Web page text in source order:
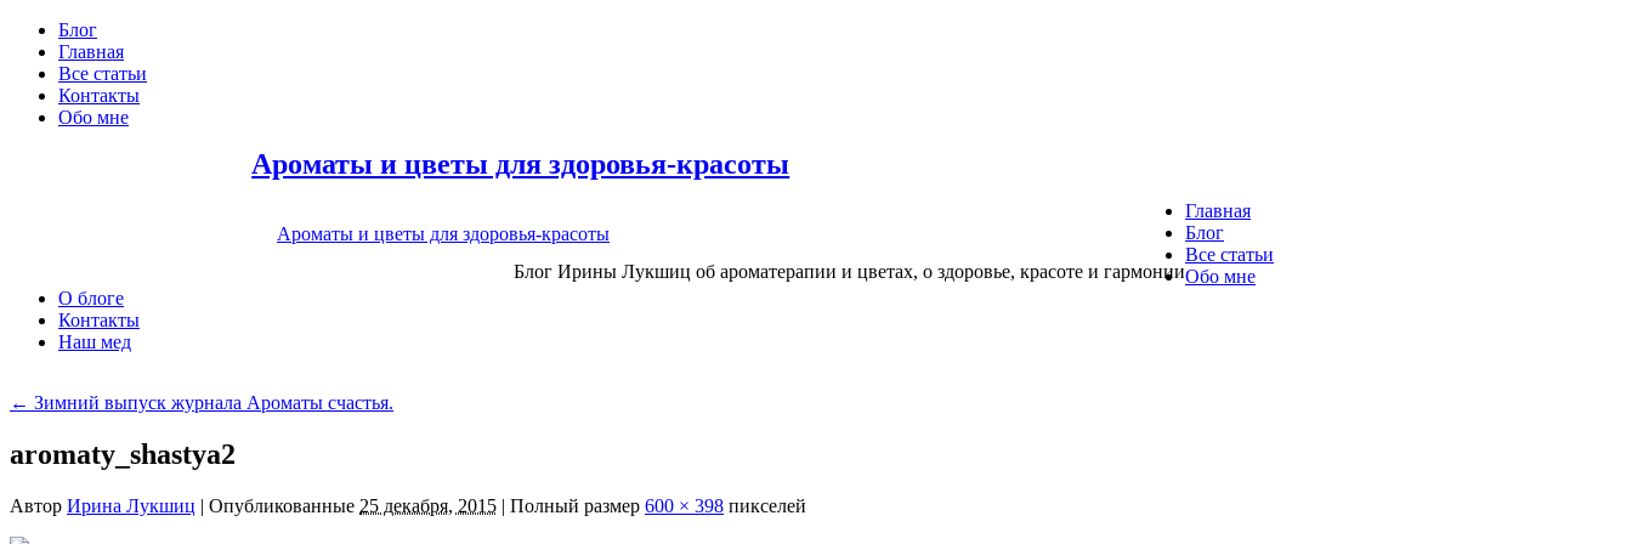
Блог
Главная
Все статьи
Контакты
Обо мне
Ароматы и цветы для здоровья-красоты
Ароматы и цветы для здоровья-красоты
Блог Ирины Лукшиц об ароматерапии и цветах, о здоровье, красоте и гармонии
Главная
Блог
Все статьи
Обо мне
О блоге
Контакты
Наш мед
← Зимний выпуск журнала Ароматы счастья.
aromaty_shastya2
Автор Ирина Лукшиц | Опубликованные 25 декабря, 2015 | Полный размер 600 × 398 пикселей